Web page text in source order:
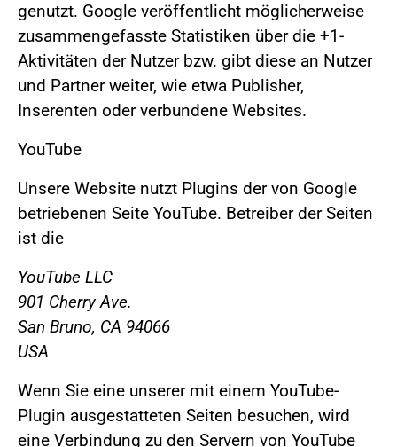
genutzt. Google veröffentlicht möglicherweise
zusammengefasste Statistiken über die +1-
Aktivitäten der Nutzer bzw. gibt diese an Nutzer
und Partner weiter, wie etwa Publisher,
Inserenten oder verbundene Websites.
YouTube
Unsere Website nutzt Plugins der von Google
betriebenen Seite YouTube. Betreiber der Seiten
ist die
YouTube LLC
901 Cherry Ave.
San Bruno, CA 94066
USA
Wenn Sie eine unserer mit einem YouTube-
Plugin ausgestatteten Seiten besuchen, wird
eine Verbindung zu den Servern von YouTube